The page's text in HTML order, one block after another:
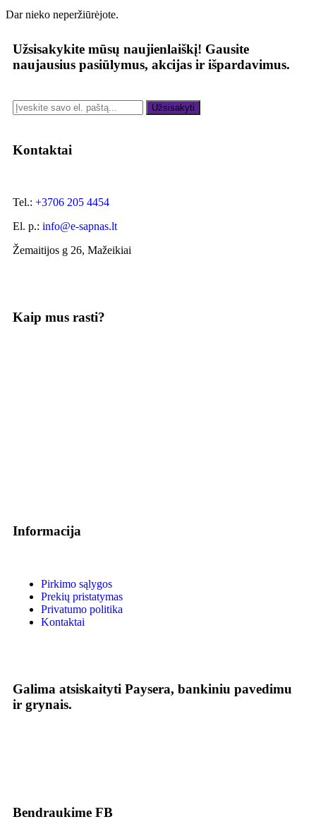
Dar nieko neperžiūrėjote.
Užsisakykite mūsų naujienlaiškį! Gausite
naujausius pasiūlymus, akcijas ir išpardavimus.
Užsisakyti
Kontaktai
Tel.: +3706 205 4454
El. p.: info@e-sapnas.lt
Žemaitijos g 26, Mažeikiai
Kaip mus rasti?
Informacija
Pirkimo sąlygos
Prekių pristatymas
Privatumo politika
Kontaktai
Galima atsiskaityti Paysera, bankiniu pavedimu
ir grynais.
Bendraukime FB